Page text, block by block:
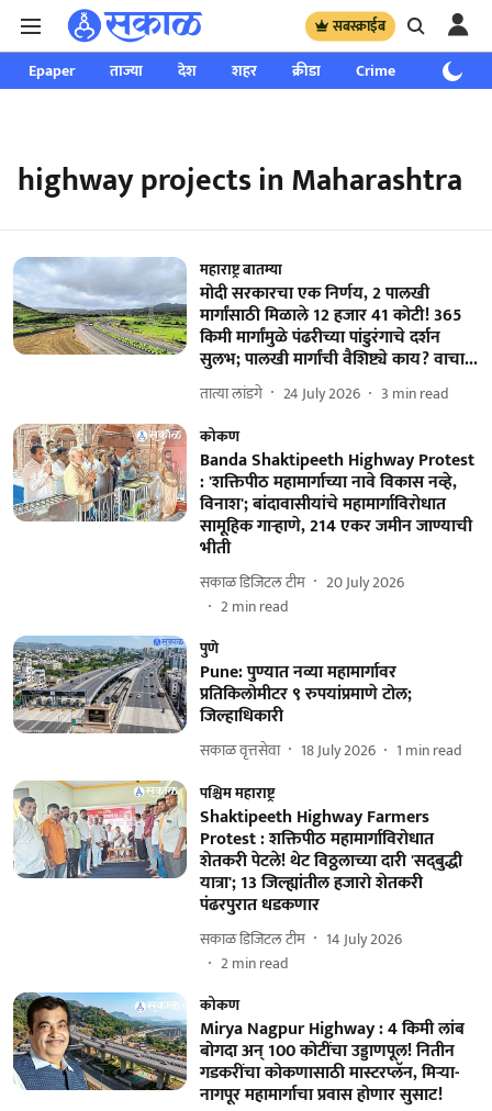
सबस्क्राईब
Epaper ताज्या देश शहर क्रीडा Crime साप्ताहिक
highway projects in Maharashtra
महाराष्ट्र बातम्या
मोदी सरकारचा एक निर्णय, 2 पालखी
मार्गांसाठी मिळाले 12 हजार 41 कोटी! 365
किमी मार्गांमुळे पंढरीच्या पांडुरंगाचे दर्शन
सुलभ; पालखी मार्गांची वैशिष्ट्ये काय? वाचा...
तात्या लांडगे 24 July 2026 3 min read
कोकण
Banda Shaktipeeth Highway Protest
: 'शक्तिपीठ महामार्गाच्या नावे विकास नव्हे,
विनाश'; बांदावासीयांचे महामार्गाविरोधात
सामूहिक गाऱ्हाणे, 214 एकर जमीन जाण्याची
भीती
सकाळ डिजिटल टीम
20 July 2026
2min read
पुणे
Pune: पुण्यात नव्या महामार्गावर
प्रतिकिलोमीटर ९ रुपयांप्रमाणे टोल;
जिल्हाधिकारी
सकाळ वृत्तसेवा 18 July 2026 1 min read
पश्चिम महाराष्ट्र
Shaktipeeth Highway Farmers
Protest : शक्तिपीठ महामार्गाविरोधात
शेतकरी पेटले! थेट विठ्ठलाच्या दारी 'सद्‌बुद्धी
यात्रा'; 13 जिल्ह्यांतील हजारो शेतकरी
पंढरपुरात धडकणार
सकाळ डिजिटल टीम
14 July 2026
2min read
कोकण
Mirya Nagpur Highway : 4 किमी लांब
बोगदा अन् 100 कोटींचा उड्डाणपूल! नितीन
गडकरींचा कोकणासाठी मास्टरप्लॅन, मिऱ्या-
नागपूर महामार्गाचा प्रवास होणार सुसाट!